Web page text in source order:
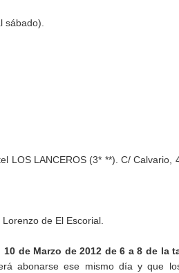
sábado).
LOS LANCEROS (3* **). C/ Calvario,
de El Escorial.
10 de Marzo de 2012 de 6 a 8 de la
abonarse ese mismo día y que